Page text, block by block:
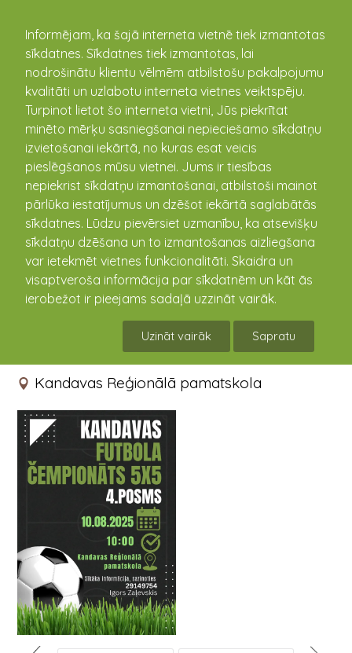
Informējam, ka šajā interneta vietnē tiek izmantotas
sīkdatnes. Sīkdatnes tiek izmantotas, lai
nodrošinātu klientu vēlmēm atbilstošu pakalpojumu
kvalitāti un uzlabotu interneta vietnes veiktspēju.
Turpinot lietot šo interneta vietni, Jūs piekrītat
minēto mērķu sasniegšanai nepieciešamo sīkdatņu
izvietošanai iekārtā, no kuras esat veicis
pieslēgšanos mūsu vietnei. Jums ir tiesības
nepiekrist sīkdatņu izmantošanai, atbilstoši mainot
pārlūka iestatījumus un dzēšot iekārtā saglabātās
sīkdatnes. Lūdzu pievērsiet uzmanību, ka atsevišķu
sīkdatņu dzēšana un to izmantošanas aizliegšana
var ietekmēt vietnes funkcionalitāti. Skaidra un
visaptveroša informācija par sīkdatnēm un kāt ās
ierobežot ir pieejams sadaļā uzzināt vairāk.
Uzināt vairāk Sapratu
kandava.lv
PASĀKUMU
KALENDĀRS
Kandavas futbola
čempionāts 5x5 4.posms
10.08.2025 10:00 - 20:00
Kandavas Reģionālā pamatskola